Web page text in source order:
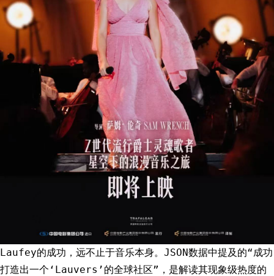
Laufey的成功，远不止于音乐本身。JSON数据中提及的“成功
打造出一个‘Lauvers’的全球社区”，是解读其现象级热度的